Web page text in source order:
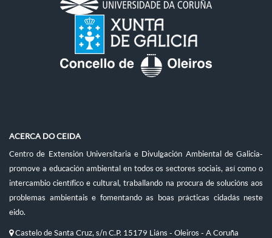
ACERCA DO CEIDA
Centro de Extensión Universitaria e Divulgación Ambiental de Galicia-
promove a educación ambiental en todos os sectores sociais, así como o
intercambio científico e cultural, traballando na procura de solucións aos
problemas ambientais e fomentando as boas prácticas cidadás neste
eido.
Castelo de Santa Cruz, s/n C.P. 15179 Liáns - Oleiros - A Coruña